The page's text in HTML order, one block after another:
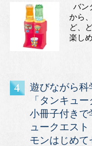
バン
から
ど、
楽し
遊びながら科
「タンキュ
小冊子付きで
ュークエス
モンはじめて